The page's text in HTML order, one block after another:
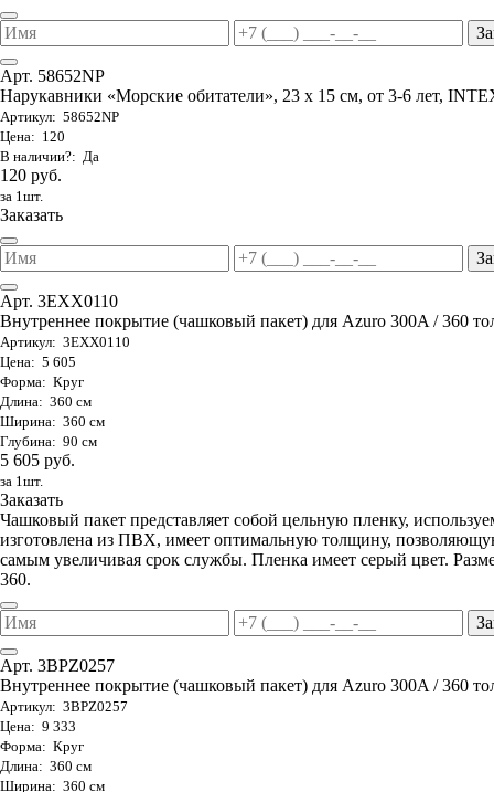
Арт. 58652NP
Нарукавники «Морские обитатели», 23 х 15 см, от 3-6 лет,
Артикул: 58652NP
Цена: 120
В наличии?: Да
120 руб.
за 1шт.
Заказать
Арт. 3EXX0110
Внутреннее покрытие (чашковый пакет) для Azuro 300A / 360
Артикул: 3EXX0110
Цена: 5 605
Форма: Круг
Длина: 360 см
Ширина: 360 см
Глубина: 90 см
5 605 руб.
за 1шт.
Заказать
Чашковый пакет представляет собой цельную пленку,
изготовлена из ПВХ, имеет оптимальную толщину,
самым увеличивая срок службы. Пленка имеет серый цвет.
360.
Арт. 3BPZ0257
Внутреннее покрытие (чашковый пакет) для Azuro 300A / 360
Артикул: 3BPZ0257
Цена: 9 333
Форма: Круг
Длина: 360 см
Ширина: 360 см